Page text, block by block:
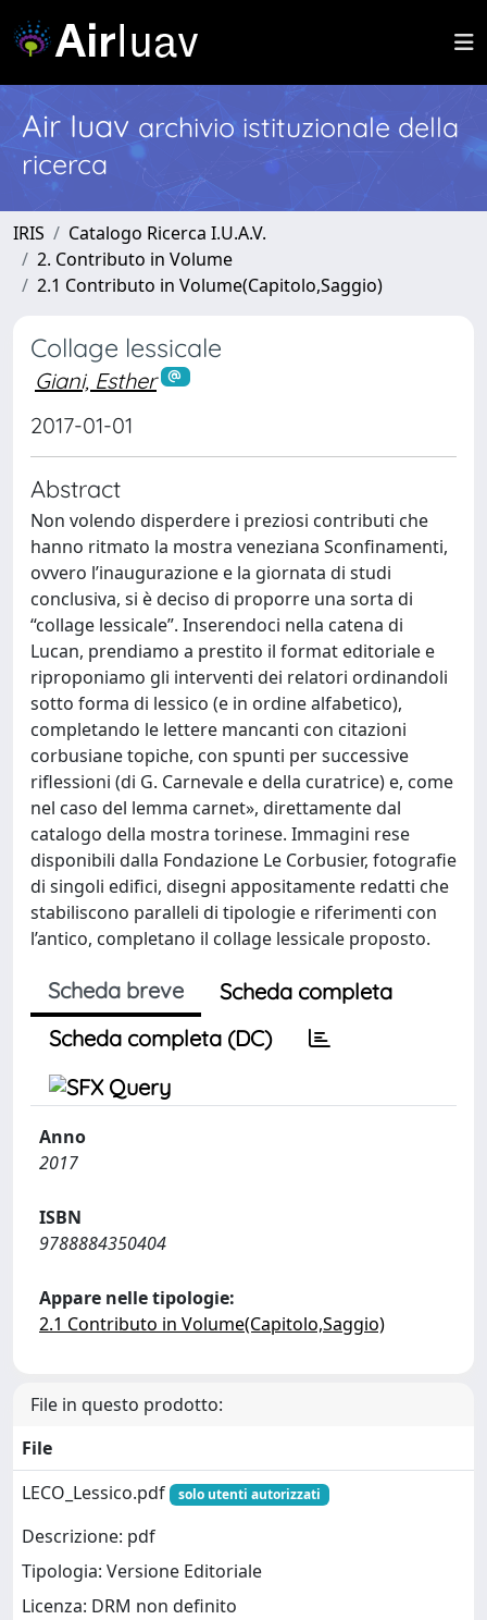
Air Iuav archivio istituzionale della
ricerca
IRIS
Catalogo Ricerca I.U.A.V.
2. Contributo in Volume
2.1 Contributo in Volume(Capitolo,Saggio)
Collage lessicale
Giani, Esther
2017-01-01
Abstract
Non volendo disperdere i preziosi contributi che
hanno ritmato la mostra veneziana Sconfinamenti,
ovvero l’inaugurazione e la giornata di studi
conclusiva, si è deciso di proporre una sorta di
“collage lessicale”. Inserendoci nella catena di
Lucan, prendiamo a prestito il format editoriale e
riproponiamo gli interventi dei relatori ordinandoli
sotto forma di lessico (e in ordine alfabetico),
completando le lettere mancanti con citazioni
corbusiane topiche, con spunti per successive
riflessioni (di G. Carnevale e della curatrice) e, come
nel caso del lemma carnet», direttamente dal
catalogo della mostra torinese. Immagini rese
disponibili dalla Fondazione Le Corbusier, fotografie
di singoli edifici, disegni appositamente redatti che
stabiliscono paralleli di tipologie e riferimenti con
l’antico, completano il collage lessicale proposto.
Scheda breve
Scheda completa
Scheda completa (DC)
Anno
2017
ISBN
9788884350404
Appare nelle tipologie:
2.1 Contributo in Volume(Capitolo,Saggio)
File in questo prodotto:
File
LECO_Lessico.pdf
solo utenti autorizzati
Descrizione: pdf
Tipologia: Versione Editoriale
Licenza: DRM non definito